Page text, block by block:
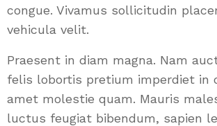
congue. Vivamus sollicitudin
vehicula velit.
Praesent in diam magna. Nam
felis lobortis pretium imperdiet in
amet molestie quam. Mauris
luctus feugiat bibendum, sapien